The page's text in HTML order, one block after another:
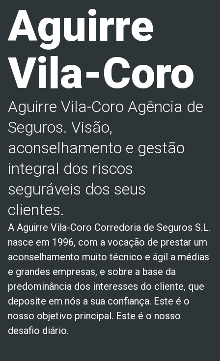
Aguirre
Vila-Coro
Aguirre Vila-Coro Agência de
Seguros. Visão,
aconselhamento e gestão
integral dos riscos
seguráveis dos seus
clientes.
A Aguirre Vila-Coro Corredoria de Seguros S.L.
nasce em 1996, com a vocação de prestar um
aconselhamento muito técnico e ágil a médias
e grandes empresas, e sobre a base da
predominância dos interesses do cliente, que
deposite em nós a sua confiança. Este é o
nosso objetivo principal. Este é o nosso
desafio diário.